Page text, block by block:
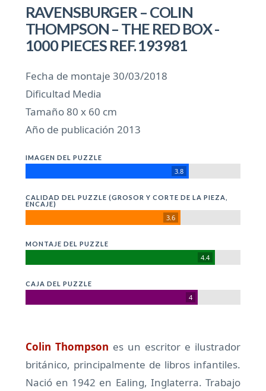
RAVENSBURGER – COLIN
THOMPSON – THE RED BOX -
1000 PIECES REF. 193981
Fecha de montaje 30/03/2018
Dificultad Media
Tamaño 80 x 60 cm
Año de publicación 2013
IMAGEN DEL PUZZLE
3.8
CALIDAD DEL PUZZLE (GROSOR Y CORTE DE LA PIEZA,
ENCAJE)
3.6
MONTAJE DEL PUZZLE
4.4
CAJA DEL PUZZLE
4
Colin Thompson es un escritor e ilustrador
británico, principalmente de libros infantiles.
Nació en 1942 en Ealing, Inglaterra. Trabajo